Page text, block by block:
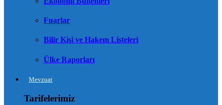
Fuarlar
Bilir Kişi ve Hakem Listeleri
Ülke Raporları
Mevzuat
Tarifelerimiz